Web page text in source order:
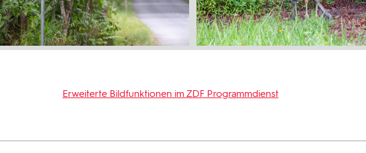
Erweiterte Bildfunktionen im ZDF Programmdienst